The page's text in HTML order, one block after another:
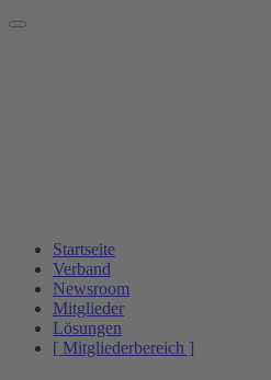
Startseite
Verband
Newsroom
Mitglieder
Lösungen
[ Mitgliederbereich ]